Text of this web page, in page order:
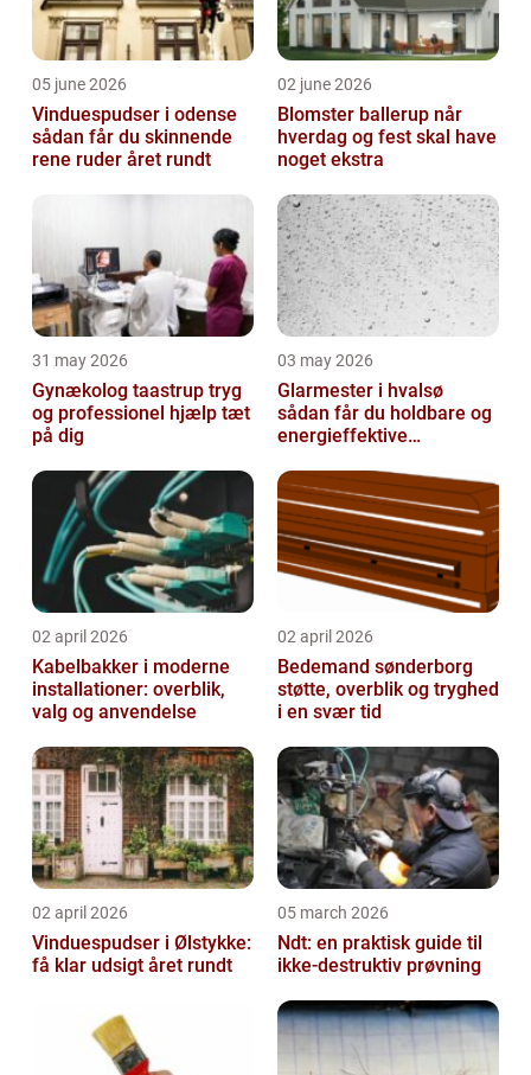
05 june 2026
Vinduespudser i odense
sådan får du skinnende
rene ruder året rundt
02 june 2026
Blomster ballerup når
hverdag og fest skal have
noget ekstra
31 may 2026
Gynækolog taastrup tryg
og professionel hjælp tæt
på dig
03 may 2026
Glarmester i hvalsø
sådan får du holdbare og
energieffektive
02 april 2026
Kabelbakker i moderne
installationer: overblik,
valg og anvendelse
02 april 2026
Bedemand sønderborg
støtte, overblik og tryghed
i en svær tid
02 april 2026
Vinduespudser i Ølstykke:
få klar udsigt året rundt
05 march 2026
Ndt: en praktisk guide til
ikke-destruktiv prøvning